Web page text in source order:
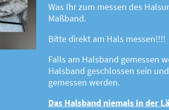
Was Ihr zum messen des
Maßband.
Bitte direkt am Hals messen!!!!
Falls am Halsband gemessen
Halsband geschlossen sein
gemessen werden.
Das Halsband niemals in der